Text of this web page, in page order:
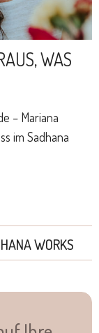
WAS
– Mariana
im Sadhana
WORKS